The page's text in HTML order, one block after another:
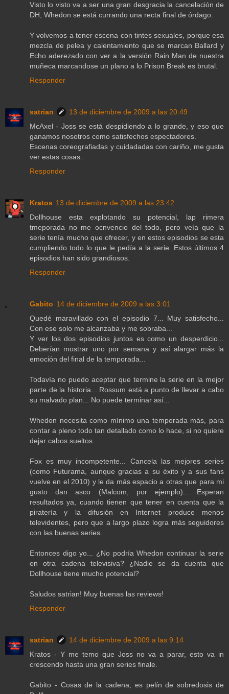
Visto lo visto va a ser una gran desgracia la cancelación de
DH, Whedon se está currando una recta final de órdago.
Y volvemos a tener escena con tintes sexuales, porque esa
mezcla de pelea y calentamiento que se marcan Ballard y
Echo aderezado con ver a la versión Rain Man de nuestra
muñeca marcandose un plano a lo Prison Break es brutal.
Responder
satrian
13 de diciembre de 2009 a las 20:49
McAxel - Joss se está despidiendo a lo grande, y eso que
ganamos nosotros como satisfechos espectadores.
Escenas coreografiadas y cuidadadas con cariño, me gusta
ver estas cosas.
Responder
Kratos 13 de diciembre de 2009 a las 23:42
Dollhouse esta explotando su potencial, lap rimera
tmeporada no me ocnvencio del todo, pero veía que la
serie tenía mucho que ofrecer, y en estos episodios se esta
cumpliendo todo lo que le pedía a la serie. Estos últimos 4
episodios han sido grandiosos.
Responder
Gabito 14 de diciembre de 2009 a las 3:01
Quedé maravillado con el episodio 7... Muy satisfecho...
Con ese solo me alcanzaba y me sobraba...
Y ver los dos episodios juntos es como un desperdicio...
Deberían mostrar uno por semana y así alargar más la
emoción del final de la temporada...
Todavía no puedo aceptar que termine la serie en la mejor
parte de la historia... Rossum está a punto de llevar a cabo
su malvado plan... No puede terminar así...
Whedon necesita como mínimo una temporada más, para
contar a pleno todo tan detallado como lo hace, si no quiere
dejar cabos sueltos.
Fox es muy incompetente... Cancela las mejores series
(como Futurama, aunque gracias a su éxito y a sus fans
vuelve en el 2010) y le da más espacio a otras que para mi
gusto dan asco (Malcom, por ejemplo)... Esperan
resultados ya, cuando tienen que tener en cuenta que la
piratería y la difusión en Internet produce menos
televidentes, pero que a largo plazo logra más seguidores
con las buenas series.
Entonces digo yo... ¿No podría Whedon continuar la serie
en otra cadena televisiva? ¿Nadie se da cuenta que
Dollhouse tiene mucho potencial?
Saludos satrian! Muy buenas las reviews!
Responder
satrian
14 de diciembre de 2009 a las 9:14
Kratos - Y me temo que Joss no va a parar, esto va in
crescendo hasta una gran series finale.
Gabito - Cosas de la cadena, es pelín de sobredosis de